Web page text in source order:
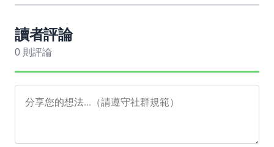
讀者評論
0 則評論